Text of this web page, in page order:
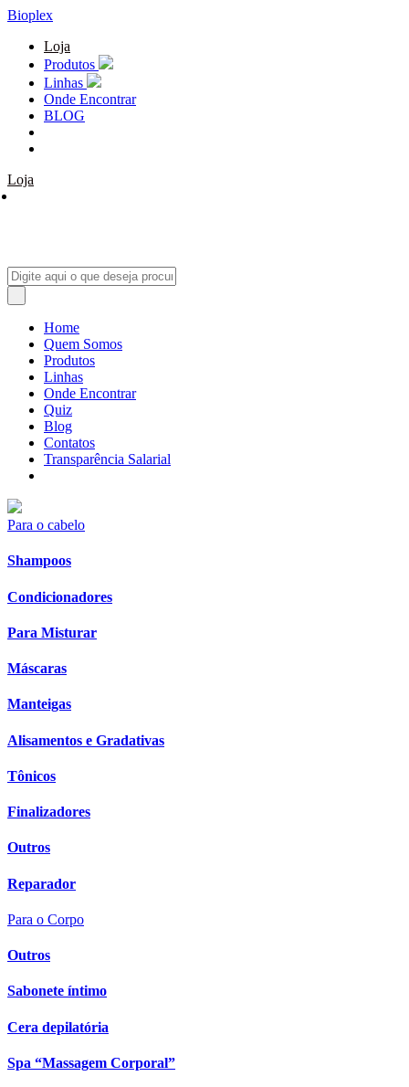
Bioplex
Loja
Produtos
Linhas
Onde Encontrar
BLOG
Loja
Home
Quem Somos
Produtos
Linhas
Onde Encontrar
Quiz
Blog
Contatos
Transparência Salarial
Para o cabelo
Shampoos
Condicionadores
Para Misturar
Máscaras
Manteigas
Alisamentos e Gradativas
Tônicos
Finalizadores
Outros
Reparador
Para o Corpo
Outros
Sabonete íntimo
Cera depilatória
Spa “Massagem Corporal”